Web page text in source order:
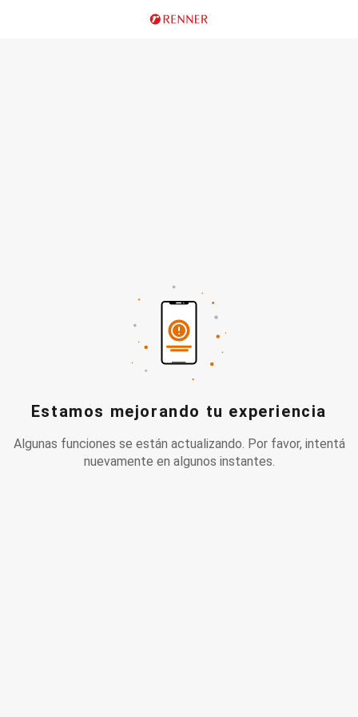
Estamos mejorando tu experiencia
Algunas funciones se están actualizando. Por favor, intentá
nuevamente en algunos instantes.